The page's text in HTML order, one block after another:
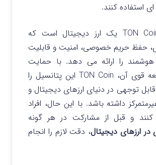
استفاده کنند.
در نتیجه، TON Coin یک ارز دیجیتال است که
حفظ حریم خصوصی، امنیت و قابلیت
هوشمند را ارائه می دهد. با حمایت
تلگرام و جامعه قوی آن، TON Coin این پتانسیل را
قابل توجهی در دنیای ارزهای دیجیتال و
داشته باشد. با این حال، افراد
کنند و قبل از مشارکت در هر گونه
در ارزهای دیجیتال، دقت لازم را انجام